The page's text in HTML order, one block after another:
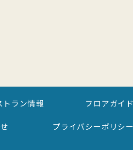
トラン情報
フロアガイド
プライバシーポリシー